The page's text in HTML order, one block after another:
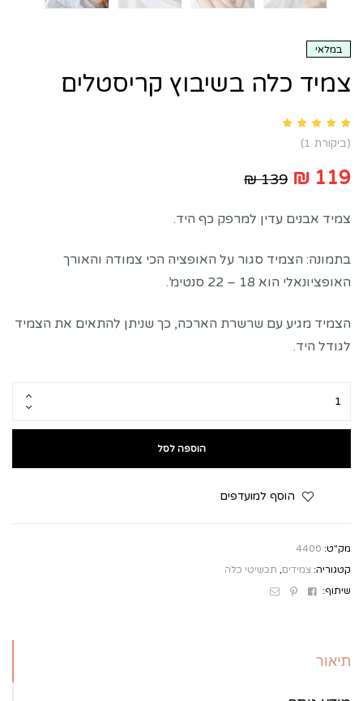
במלאי
צמיד כלה בשיבוץ קריסטלים
1
customer rating
(ביקורת 1
)
₪139 ₪ 119
צמיד אבנים עדין למרפק כף היד.
בתמונה: הצמיד סגור על האופציה הכי צמודה והאורך
האופציונאלי הוא 18 – 22 סנטימ’.
הצמיד מגיע עם שרשרת הארכה, כך שניתן להתאים את הצמיד
לגודל היד.
הוספה לסל
הוסף למועדפים
מק"ט: 4400
קטגוריה: צמידים תכשיטי כלה
שיתוף:
Facebook
Pinterest
Email
תיאור